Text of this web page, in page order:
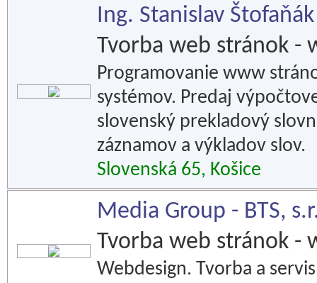
Ing. Stanislav
Tvorba web stránok -
Programovanie www
systémov. Predaj
slovenský prekladový
záznamov a výkladov slov.
Slovenská 65, Košice
Media Group - BTS,
Tvorba web stránok -
Webdesign. Tvorba a